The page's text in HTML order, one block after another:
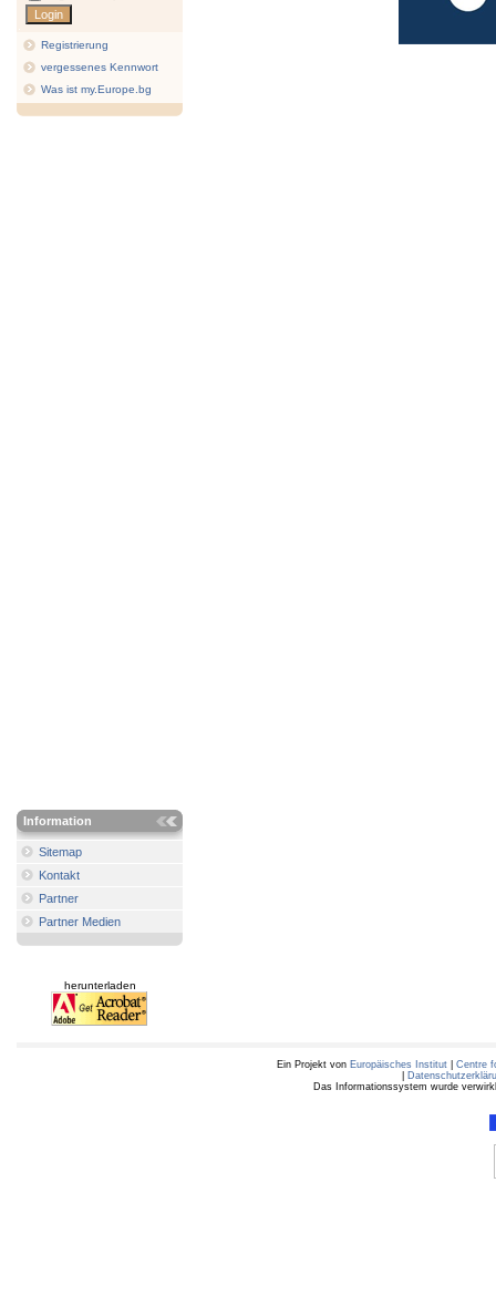
Registrierung
vergessenes Kennwort
Was ist my.Europe.bg
Information
Sitemap
Kontakt
Partner
Partner Medien
herunterladen
Ein Projekt von Europäisches Institut
Centre
Das Informationssystem wurde